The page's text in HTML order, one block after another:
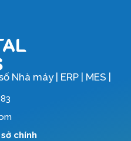
Nhà máy | ERP | MES |
chính